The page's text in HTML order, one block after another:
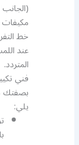
خط
عند
المتردد.
فني
بصفتك
يلي: